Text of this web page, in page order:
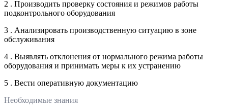
2 . Производить проверку состояния и режимов работы
подконтрольного оборудования
3 . Анализировать производственную ситуацию в зоне
обслуживания
4 . Выявлять отклонения от нормального режима работы
оборудования и принимать меры к их устранению
5 . Вести оперативную документацию
Необходимые знания